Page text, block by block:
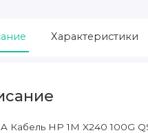
Характеристики
Кабель HP 1M X240 100G